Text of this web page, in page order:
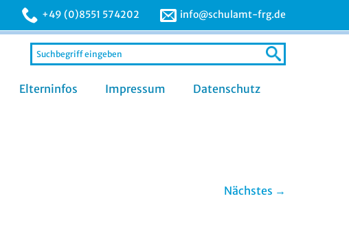
+49 (0)8551 574202 info@schulamt-frg.de
Search
for:
Elterninfos Impressum Datenschutz
Nächstes →